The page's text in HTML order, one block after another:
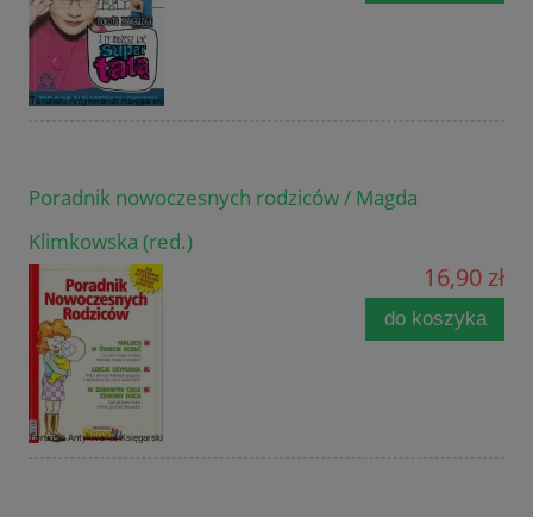
Poradnik nowoczesnych rodziców / Magda
Klimkowska (red.)
16,90 zł
do koszyka